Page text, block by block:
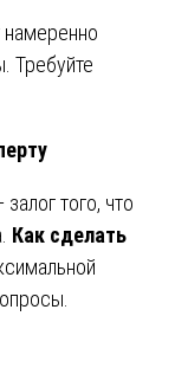
Требуйте
того, что
Как сделать